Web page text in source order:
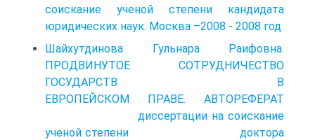
соискание ученой степени кандидата
юридических наук. Москва –2008 - 2008 год
Шайхутдинова Гульнара Раифовна.
ПРОДВИНУТОЕ СОТРУДНИЧЕСТВО
ГОСУДАРСТВ В
ЕВРОПЕЙСКОМ ПРАВЕ. АВТОРЕФЕРАТ
диссертации на соискание
ученой степени доктора